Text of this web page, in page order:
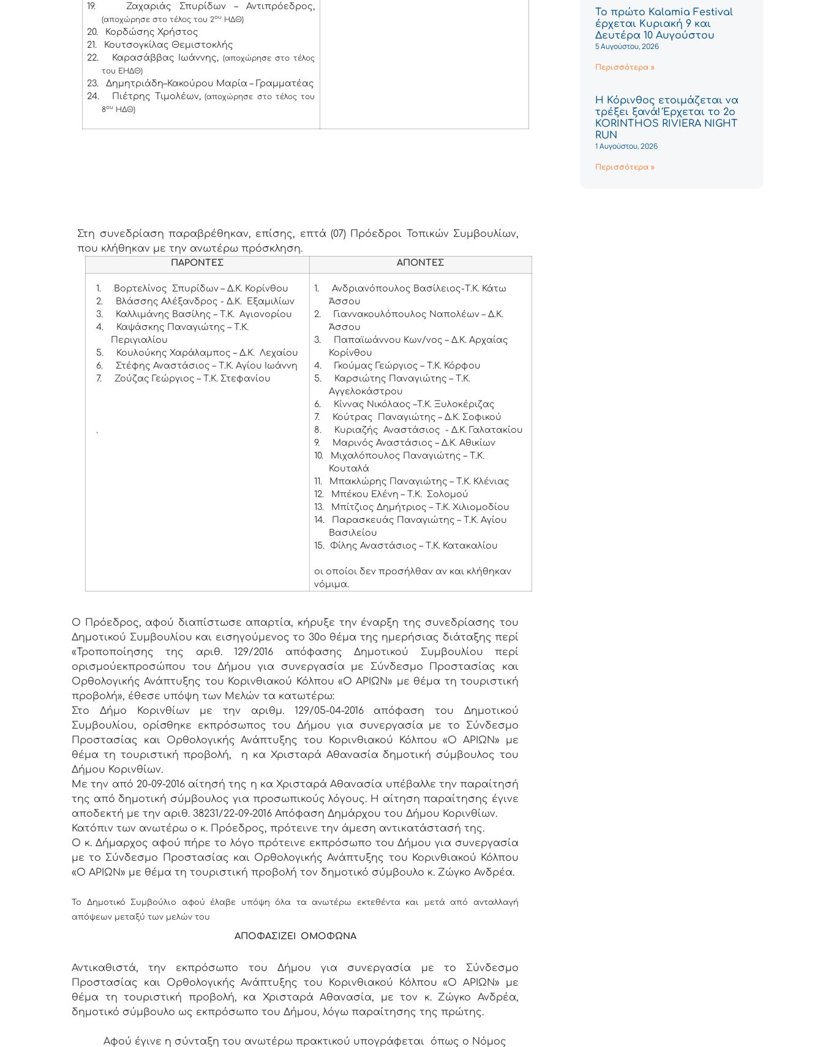
19.
Ζαχαριάς Σπυρίδων – Αντιπρόεδρος,
(αποχώρησε στο τέλος του 2ουΗΔΘ)
20.
Κορδώσης Χρήστος
21.
Κουτσογκίλας Θεμιστοκλής
22.
Καρασάββας Ιωάννης, (αποχώρησε στο τέλος
του ΕΗΔΘ)
23.
Δημητριάδη–Κακούρου Μαρία – Γραμματέας
24.
Πιέτρης Τιμολέων,(αποχώρησε στο τέλος του
8ουΗΔΘ)
Στη συνεδρίαση παραβρέθηκαν, επίσης, επτά (07) Πρόεδροι Τοπικών Συμβουλίων,
που κλήθηκαν με την ανωτέρω πρόσκληση.
ΠΑΡΟΝΤΕΣ ΑΠΟΝΤΕΣ
1.
Βορτελίνος Σπυρίδων – Δ.Κ. Κορίνθου
2.
Βλάσσης Αλέξανδρος - Δ.Κ. Εξαμιλίων
3.
Καλλιμάνης Βασίλης – Τ.Κ. Αγιονορίου
4.
Καψάσκης Παναγιώτης – Τ.Κ.
Περιγιαλίου
5.
Κουλούκης Χαράλαμπος – Δ.Κ. Λεχαίου
6.
Στέφης Αναστάσιος – Τ.Κ. Αγίου Ιωάννη
7.
Ζούζας Γεώργιος – Τ.Κ. Στεφανίου
.
1.
Ανδριανόπουλος Βασίλειος-Τ.Κ. Κάτω
Άσσου
2.
Γιαννακουλόπουλος Ναπολέων – Δ.Κ.
Άσσου
3.
Παπαϊωάννου Κων/νος – Δ.Κ. Αρχαίας
Κορίνθου
4.
Γκούμας Γεώργιος – Τ.Κ. Κόρφου
5.
Καρσιώτης Παναγιώτης – Τ.Κ.
Αγγελοκάστρου
6.
Κίννας Νικόλαος –Τ.Κ. Ξυλοκέριζας
7.
Κούτρας Παναγιώτης – Δ.Κ. Σοφικού
8.
Κυριαζής Αναστάσιος - Δ.Κ. Γαλατακίου
9.
Μαρινός Αναστάσιος – Δ.Κ. Αθικίων
10.
Μιχαλόπουλος Παναγιώτης – Τ.Κ.
Κουταλά
11.
Μπακλώρης Παναγιώτης – Τ.Κ. Κλένιας
12.
Μπέκου Ελένη – Τ.Κ. Σολομού
13.
Μπίτζιος Δημήτριος – Τ.Κ. Χιλιομοδίου
14.
Παρασκευάς Παναγιώτης – Τ.Κ. Αγίου
Βασιλείου
15.
Φίλης Αναστάσιος – Τ.Κ. Κατακαλίου
οι οποίοι δεν προσήλθαν αν και κλήθηκαν
νόμιμα.
Ο Πρόεδρος, αφού διαπίστωσε απαρτία, κήρυξε την έναρξη της συνεδρίασης του
Δημοτικού Συμβουλίου και εισηγούμενος το 30ο θέμα της ημερήσιας διάταξης περί
«Τροποποίησης της αριθ. 129/2016 απόφασης Δημοτικού Συμβουλίου περί
ορισμούεκπροσώπου του Δήμου για συνεργασία με Σύνδεσμο Προστασίας και
Ορθολογικής Ανάπτυξης του Κορινθιακού Κόλπου «Ο ΑΡΙΩΝ» με θέμα τη τουριστική
προβολή», έθεσε υπόψη των Μελών τα κατωτέρω:
Στο Δήμο Κορινθίων με την αριθμ. 129/05-04-2016 απόφαση του Δημοτικού
Συμβουλίου, ορίσθηκε εκπρόσωπος του Δήμου για συνεργασία με το Σύνδεσμο
Προστασίας και Ορθολογικής Ανάπτυξης του Κορινθιακού Κόλπου «Ο ΑΡΙΩΝ» με
θέμα τη τουριστική προβολή, η κα Χρισταρά Αθανασία δημοτική σύμβουλος του
Δήμου Κορινθίων.
Με την από 20-09-2016 αίτησή της η κα Χρισταρά Αθανασία υπέβαλλε την παραίτησή
της από δημοτική σύμβουλος για προσωπικούς λόγους. Η αίτηση παραίτησης έγινε
αποδεκτή με την αριθ. 38231/22-09-2016 Απόφαση Δημάρχου του Δήμου Κορινθίων.
Κατόπιν των ανωτέρω ο κ. Πρόεδρος, πρότεινε την άμεση αντικατάστασή της.
Ο κ. Δήμαρχος αφού πήρε το λόγο πρότεινε εκπρόσωπο του Δήμου για συνεργασία
με το Σύνδεσμο Προστασίας και Ορθολογικής Ανάπτυξης του Κορινθιακού Κόλπου
«Ο ΑΡΙΩΝ» με θέμα τη τουριστική προβολή τον δημοτικό σύμβουλο κ. Ζώγκο Ανδρέα.
Το Δημοτικό Συμβούλιο αφού έλαβε υπόψη όλα τα ανωτέρω εκτεθέντα και μετά από ανταλλαγή
απόψεων μεταξύ των μελών του
ΑΠΟΦΑΣΙΖΕΙ ΟΜΟΦΩΝΑ
Αντικαθιστά, την εκπρόσωπο του Δήμου για συνεργασία με το Σύνδεσμο
Προστασίας και Ορθολογικής Ανάπτυξης του Κορινθιακού Κόλπου «Ο ΑΡΙΩΝ» με
θέμα τη τουριστική προβολή, κα Χρισταρά Αθανασία, με τον κ. Ζώγκο Ανδρέα,
δημοτικό σύμβουλο ως εκπρόσωπο του Δήμου, λόγω παραίτησης της πρώτης.
Αφού έγινε η σύνταξη του ανωτέρω πρακτικού υπογράφεται όπως ο Νόμος
Το πρώτο Kalamia Festival
έρχεται Κυριακή 9 και
Δευτέρα 10 Αυγούστου
5 Αυγούστου, 2026
Περισσότερα »
Η Κόρινθος ετοιμάζεται να
τρέξει ξανά! Έρχεται το 2ο
KORINTHOS RIVIERA NIGHT
RUN
1 Αυγούστου, 2026
Περισσότερα »